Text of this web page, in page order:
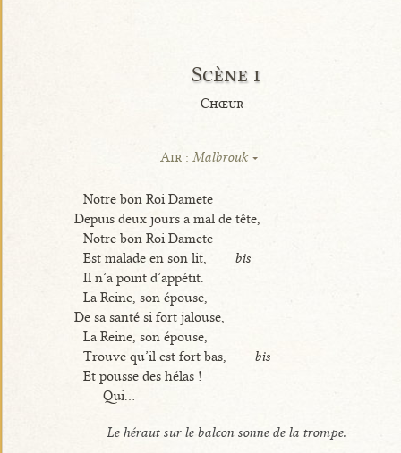
Scène i
Chœur
Air :Malbrouk
Notre bon Roi Damete
Depuis deux jours a mal de tête,
Notre bon Roi Damete
Est malade en son lit,
bis
Il n’a point d’appétit.
La Reine, son épouse,
De sa santé si fort jalouse,
La Reine, son épouse,
Trouve qu’il est fort bas,
bis
Et pousse des hélas !
Qui...
Le héraut sur le balcon sonne de la trompe.